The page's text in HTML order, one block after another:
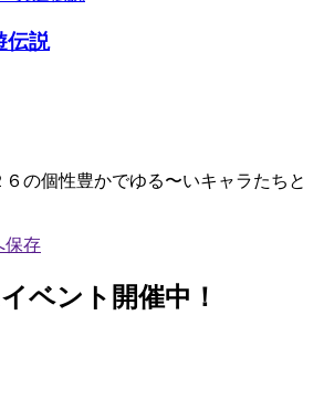
伝説
６の個性豊かでゆる〜いキャラたちと
ベント開催中！